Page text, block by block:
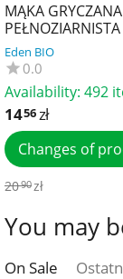
MĄKA GRYCZANA
BIO PLANET
Eden BIO
0.0
Availability: 492
1456zł
Changes of
2090zł
You may
On Sale